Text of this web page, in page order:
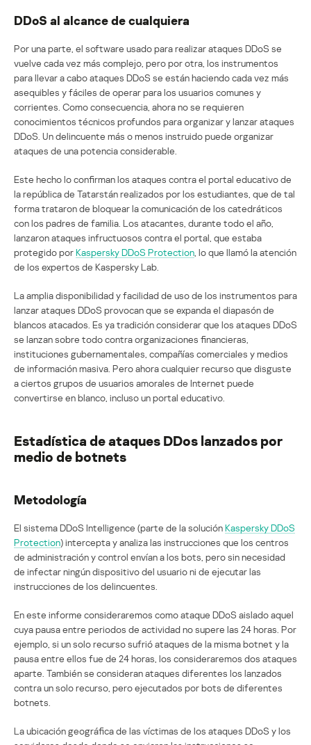
DDoS al alcance de cualquiera
Por una parte, el software usado para realizar ataques DDoS se
vuelve cada vez más complejo, pero por otra, los instrumentos
para llevar a cabo ataques DDoS se están haciendo cada vez más
asequibles y fáciles de operar para los usuarios comunes y
corrientes. Como consecuencia, ahora no se requieren
conocimientos técnicos profundos para organizar y lanzar ataques
DDoS. Un delincuente más o menos instruido puede organizar
ataques de una potencia considerable.
Este hecho lo confirman los ataques contra el portal educativo de
la república de Tatarstán realizados por los estudiantes, que de tal
forma trataron de bloquear la comunicación de los catedráticos
con los padres de familia. Los atacantes, durante todo el año,
lanzaron ataques infructuosos contra el portal, que estaba
protegido porKaspersky DDoS Protection , lo que llamó la atención
de los expertos de Kaspersky Lab.
La amplia disponibilidad y facilidad de uso de los instrumentos para
lanzar ataques DDoS provocan que se expanda el diapasón de
blancos atacados. Es ya tradición considerar que los ataques DDoS
se lanzan sobre todo contra organizaciones financieras,
instituciones gubernamentales, compañías comerciales y medios
de información masiva. Pero ahora cualquier recurso que disguste
a ciertos grupos de usuarios amorales de Internet puede
convertirse en blanco, incluso un portal educativo.
Estadística de ataques DDos lanzados por
medio de botnets
Metodología
El sistema DDoS Intelligence (parte de la soluciónKaspersky DDoS
Protection) intercepta y analiza las instrucciones que los centros
de administración y control envían a los bots, pero sin necesidad
de infectar ningún dispositivo del usuario ni de ejecutar las
instrucciones de los delincuentes.
En este informe consideraremos como ataque DDoS aislado aquel
cuya pausa entre periodos de actividad no supere las 24 horas. Por
ejemplo, si un solo recurso sufrió ataques de la misma botnet y la
pausa entre ellos fue de 24 horas, los consideraremos dos ataques
aparte. También se consideran ataques diferentes los lanzados
contra un solo recurso, pero ejecutados por bots de diferentes
botnets.
La ubicación geográfica de las víctimas de los ataques DDoS y los